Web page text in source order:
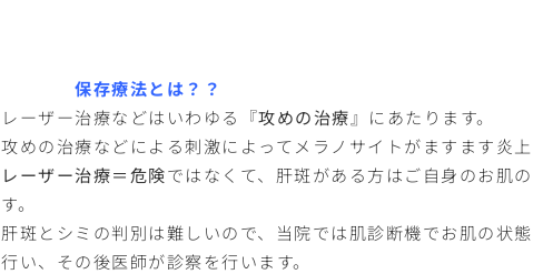
​保存療法とは？？
レーザー治療などはいわゆる『攻めの治療 』にあたります。
攻めの治療などによる刺激によってメラノサイトがますます炎
レーザー治療＝危険ではなくて、肝斑がある方はご自身のお肌
す。
肝斑とシミの判別は難しいので、当院では肌診断機でお肌の状
行い、その後医師が診察を行います。